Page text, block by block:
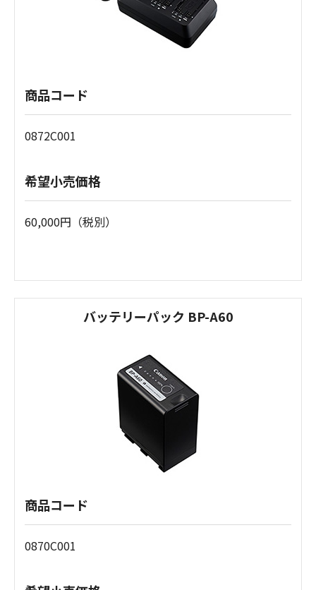
商品コード
0872C001
希望小売価格
60,000円（税別）
バッテリーパック BP-A60
商品コード
0870C001